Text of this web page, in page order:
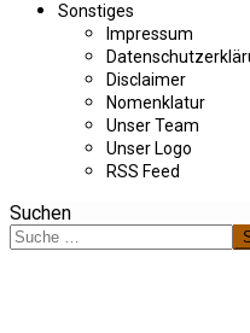
Sonstiges
Impressum
Disclaimer
Nomenklatur
Unser Team
Unser Logo
RSS Feed
Suchen